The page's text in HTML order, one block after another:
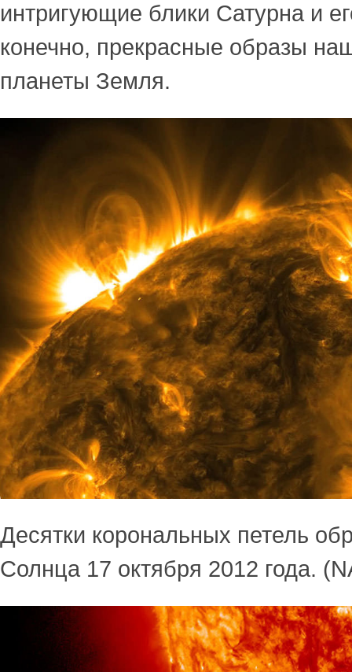
интригующие блики Сатурна и
конечно, прекрасные образы
планеты Земля.
Десятки корональных петель
Солнца 17 октября 2012 года.